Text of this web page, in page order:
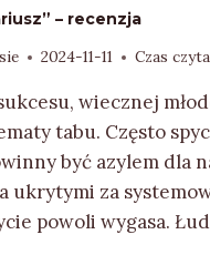
– recenzja
2024-11-11 Czas
wiecznej
tabu. Często
być azylem dla
ukrytymi za
powoli wygasa.